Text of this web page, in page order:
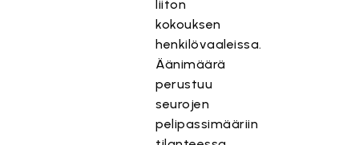
liiton
kokouksen
henkilövaaleissa.
Äänimäärä
perustuu
seurojen
pelipassimääriin